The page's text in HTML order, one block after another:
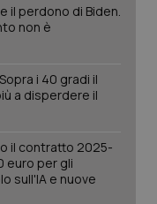
il perdono di Biden.
non è
i 40 gradi il
a disperdere il
il contratto 2025-
euro per gli
sull'IA e nuove